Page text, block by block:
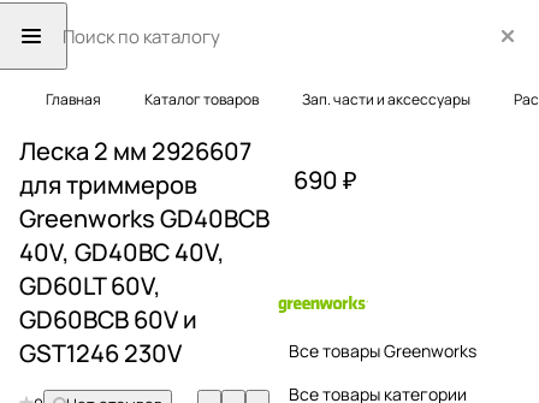
Главная Каталог товаров Зап. части и аксессуары
Леска 2 мм 2926607
для триммеров
Greenworks GD40BCB
40V, GD40BC 40V,
GD60LT 60V,
GD60BCB 60V и
GST1246 230V
690 ₽
Все товары Greenworks
Все товары категории